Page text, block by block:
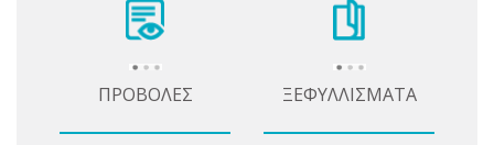
ΠΡΟΒΟΛΕΣ ΞΕΦΥΛΛΙΣΜΑΤΑ